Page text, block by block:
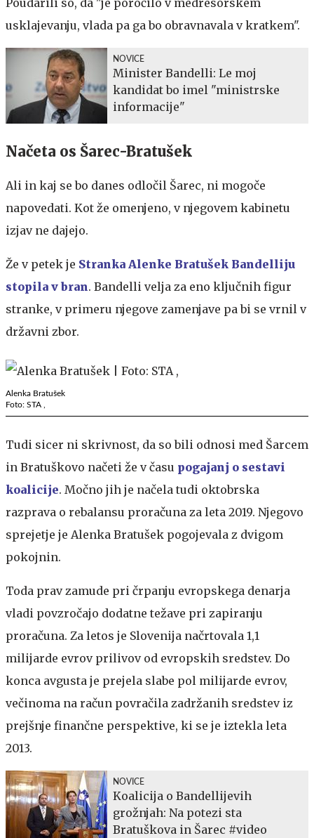
usklajevanju, vlada pa ga bo obravnavala v kratkem".
NOVICE
Minister Bandelli: Le moj
kandidat bo imel "ministrske
informacije"
Načeta os Šarec-Bratušek
Ali in kaj se bo danes odločil Šarec, ni mogoče
napovedati. Kot že omenjeno, v njegovem kabinetu
izjav ne dajejo.
Že v petek je Stranka Alenke Bratušek Bandelliju
stopila v bran. Bandelli velja za eno ključnih figur
stranke, v primeru njegove zamenjave pa bi se vrnil v
državni zbor.
Alenka Bratušek
Foto: STA ,
Tudi sicer ni skrivnost, da so bili odnosi med Šarcem
in Bratuškovo načeti že v času pogajanj o sestavi
koalicije. Močno jih je načela tudi oktobrska
razprava o rebalansu proračuna za leta 2019. Njegovo
sprejetje je Alenka Bratušek pogojevala z dvigom
pokojnin.
Toda prav zamude pri črpanju evropskega denarja
vladi povzročajo dodatne težave pri zapiranju
proračuna. Za letos je Slovenija načrtovala 1,1
milijarde evrov prilivov od evropskih sredstev. Do
konca avgusta je prejela slabe pol milijarde evrov,
večinoma na račun povračila zadržanih sredstev iz
prejšnje finančne perspektive, ki se je iztekla leta
2013.
NOVICE
Koalicija o Bandellijevih
grožnjah: Na potezi sta
Bratuškova in Šarec #video